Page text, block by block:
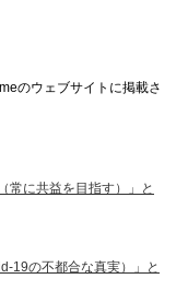
のウェブサイトに掲載さ
常に共益を目指す）」と
19の不都合な真実）」と